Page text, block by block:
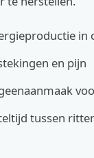
in
en pijn
tussen